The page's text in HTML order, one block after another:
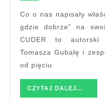
Co o nas napisały właścicielki kawiarni z misją „Tam
gdzie dobrze” na
CUDER to autorski
Tomasza Gubałę i
od pięciu
CZYTAJ DALEJ...